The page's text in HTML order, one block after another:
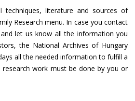
techniques, literature and sources of
Research menu. In case you contact
let us know all the information you
the National Archives of Hungary
all the needed information to fulfill a
research work must be done by you or